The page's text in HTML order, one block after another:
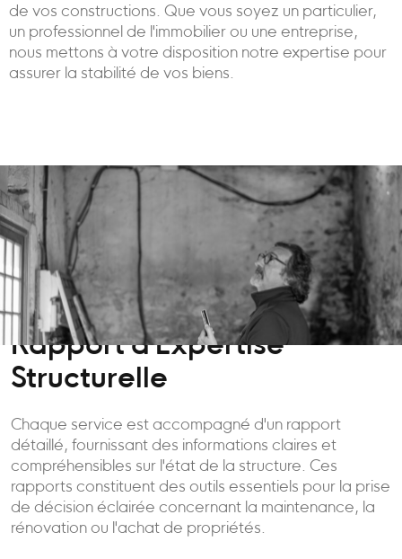
de vos constructions. Que vous soyez un particulier,
un professionnel de l'immobilier ou une entreprise,
nous mettons à votre disposition notre expertise pour
assurer la stabilité de vos biens.
Rapport d'Expertise
Structurelle
Chaque service est accompagné d'un rapport
détaillé, fournissant des informations claires et
compréhensibles sur l'état de la structure. Ces
rapports constituent des outils essentiels pour la prise
de décision éclairée concernant la maintenance, la
rénovation ou l'achat de propriétés.